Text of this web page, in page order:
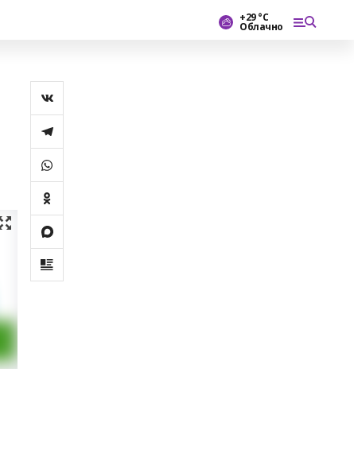
+29 °С
Облачно